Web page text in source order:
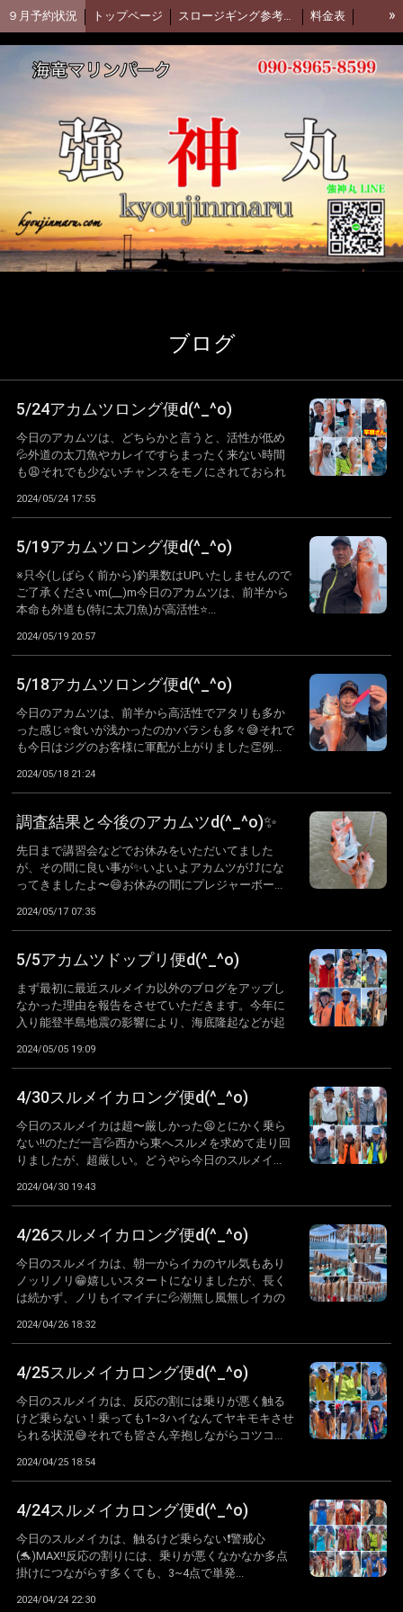
９月予約状況 トップページ スロージギング参考動画(Daiwa) 料金表
集合場所 強神丸 facebook アカムツ釣行動画
強神丸お客様釣果 釣果ブログ(アメブロ)
»
ブログ
5/24アカムツロング便d(^_^o)
今日のアカムツは、どちらかと言うと、活性が低め
💦外道の太刀魚やカレイですらまったく来ない時間
も😩それでも少ないチャンスをモノにされておられ
2024/05/24 17:55
5/19アカムツロング便d(^_^o)
※只今(しばらく前から)釣果数はUPいたしませんので
ご了承くださいm(__)m今日のアカムツは、前半から
本命も外道も(特に太刀魚)が高活性⭐...
2024/05/19 20:57
5/18アカムツロング便d(^_^o)
今日のアカムツは、前半から高活性でアタリも多か
った感じ⭐️食いが浅かったのかバラシも多々😅それで
も今日はジグのお客様に軍配が上がりました👏例...
2024/05/18 21:24
調査結果と今後のアカムツd(^_^o)✨
先日まで講習会などでお休みをいただいてました
が、その間に良い事が✨いよいよアカムツが⤴️⤴️にな
ってきましたよ〜😄お休みの間にプレジャーボー...
2024/05/17 07:35
5/5アカムツドップリ便d(^_^o)
まず最初に最近スルメイカ以外のブログをアップし
なかった理由を報告をさせていただきます。今年に
入り能登半島地震の影響により、海底隆起などが起
2024/05/05 19:09
4/30スルメイカロング便d(^_^o)
今日のスルメイカは超〜厳しかった😫とにかく乗ら
ない‼️のただ一言💦西から東へスルメを求めて走り回
りましたが、超厳しい。どうやら今日のスルメイ...
2024/04/30 19:43
4/26スルメイカロング便d(^_^o)
今日のスルメイカは、朝一からイカのヤル気もあり
ノッリノリ😁嬉しいスタートになりましたが、長く
は続かず、ノリもイマイチに💦潮無し風無しイカの
2024/04/26 18:32
4/25スルメイカロング便d(^_^o)
今日のスルメイカは、反応の割には乗りが悪く触る
けど乗らない！乗っても1~3ハイなんてヤキモキさせ
られる状況😅それでも皆さん辛抱しながらコツコ...
2024/04/25 18:54
4/24スルメイカロング便d(^_^o)
今日のスルメイカは、触るけど乗らない❗️警戒心
(🐬)MAX‼️反応の割りには、乗りが悪くなかなか多点
掛けにつながらす多くても、3~4点で単発...
2024/04/24 22:30